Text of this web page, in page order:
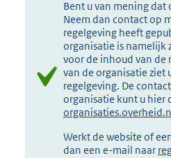
Bent u van mening dat
Neem dan contact op
regelgeving heeft
organisatie is
voor de inhoud van de
van de organisatie ziet
regelgeving. De
organisatie kunt u hier
Werkt de website of
dan een e-mail naar